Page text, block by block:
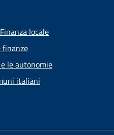
locale
finanze
le autonomie
italiani